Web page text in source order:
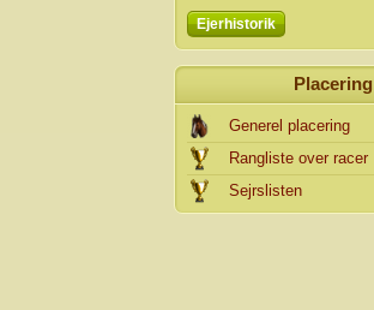
Ejerhistorik
Placering
Generel placering
Rangliste over racer
Sejrslisten